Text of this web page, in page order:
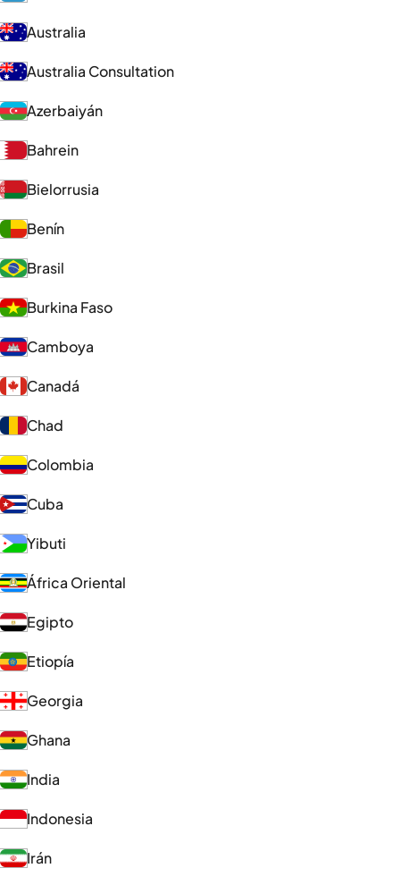
Australia
Australia Consultation
Azerbaiyán
Bahrein
Bielorrusia
Benín
Brasil
Burkina Faso
Camboya
Canadá
Chad
Colombia
Cuba
Yibuti
África Oriental
Egipto
Etiopía
Georgia
Ghana
India
Indonesia
Irán